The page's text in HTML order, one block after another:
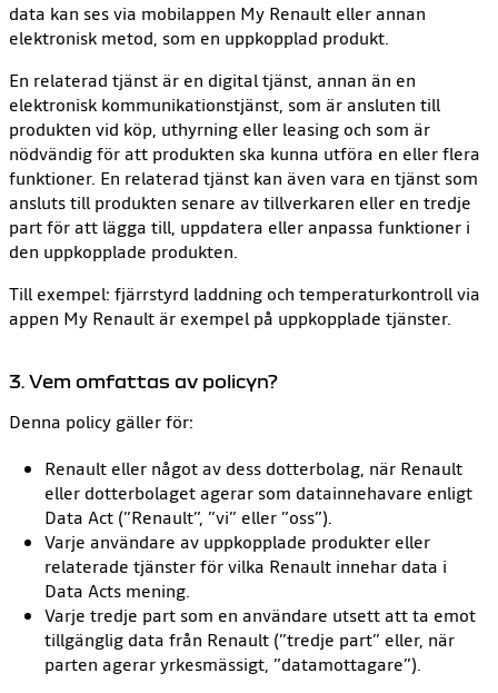
data kan ses via mobilappen My Renault eller annan
elektronisk metod, som en uppkopplad produkt.
En relaterad tjänst är en digital tjänst, annan än en
elektronisk kommunikationstjänst, som är ansluten till
produkten vid köp, uthyrning eller leasing och som är
nödvändig för att produkten ska kunna utföra en eller flera
funktioner. En relaterad tjänst kan även vara en tjänst som
ansluts till produkten senare av tillverkaren eller en tredje
part för att lägga till, uppdatera eller anpassa funktioner i
den uppkopplade produkten.
Till exempel: fjärrstyrd laddning och temperaturkontroll via
appen My Renault är exempel på uppkopplade tjänster.
3. Vem omfattas av policyn?
Denna policy gäller för:
Renault eller något av dess dotterbolag, när Renault
eller dotterbolaget agerar som datainnehavare enligt
Data Act (”Renault”, ”vi” eller ”oss”).
Varje användare av uppkopplade produkter eller
relaterade tjänster för vilka Renault innehar data i
Data Acts mening.
Varje tredje part som en användare utsett att ta emot
tillgänglig data från Renault (”tredje part” eller, när
parten agerar yrkesmässigt, ”datamottagare”).